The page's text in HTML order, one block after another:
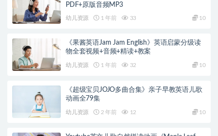
PDF+原版音频MP3
幼儿资源 1 年前 33 10
《果酱英语Jam Jam English》英语启蒙分级读
物全套视频+音频+精读+教案
幼儿资源 1 年前 32 10
《超级宝贝JOJO多曲合集》亲子早教英语儿歌
动画全79集
幼儿资源 2 年前 12 10